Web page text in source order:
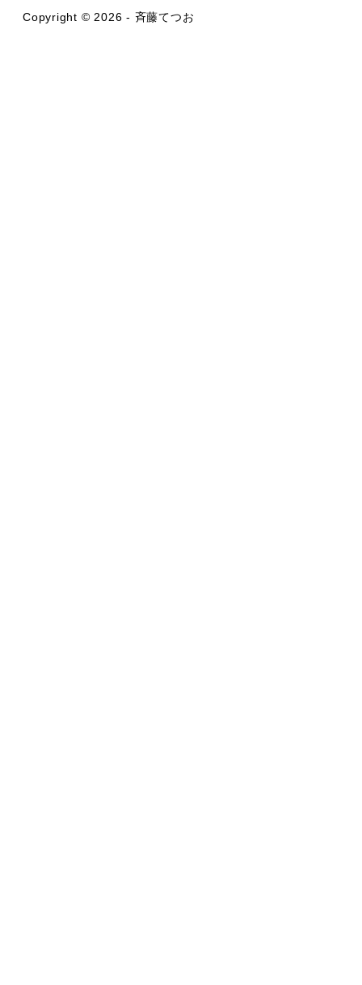
Copyright © 2026 - 斉藤てつお